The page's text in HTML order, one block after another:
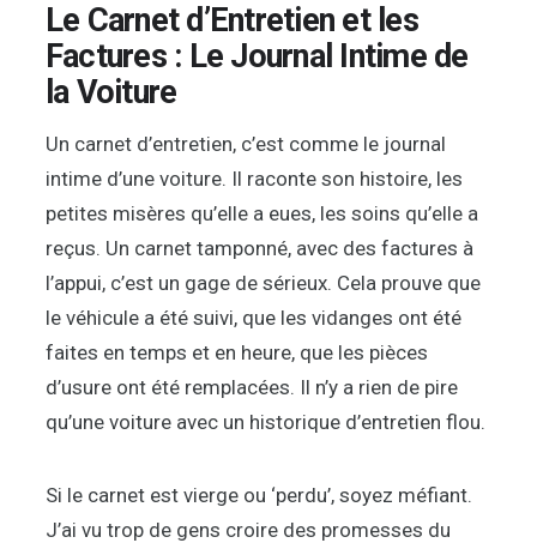
Le Carnet d’Entretien et les
Factures : Le Journal Intime de
la Voiture
Un carnet d’entretien, c’est comme le journal
intime d’une voiture. Il raconte son histoire, les
petites misères qu’elle a eues, les soins qu’elle a
reçus. Un carnet tamponné, avec des factures à
l’appui, c’est un gage de sérieux. Cela prouve que
le véhicule a été suivi, que les vidanges ont été
faites en temps et en heure, que les pièces
d’usure ont été remplacées. Il n’y a rien de pire
qu’une voiture avec un historique d’entretien flou.
Si le carnet est vierge ou ‘perdu’, soyez méfiant.
J’ai vu trop de gens croire des promesses du